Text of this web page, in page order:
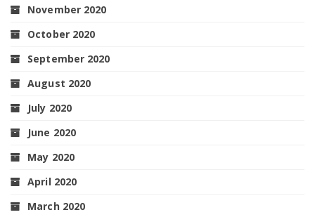
November 2020
October 2020
September 2020
August 2020
July 2020
June 2020
May 2020
April 2020
March 2020